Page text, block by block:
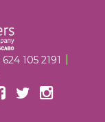
624 105 2191 |